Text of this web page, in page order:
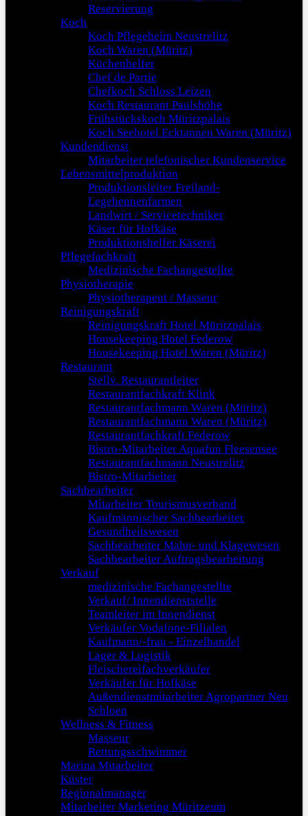
Reservierung
Koch
Koch Pflegeheim Neustrelitz
Koch Waren (Müritz)
Küchenhelfer
Chef de Partie
Chefkoch Schloss Leizen
Koch Restaurant Paulshöhe
Frühstückskoch Müritzpalais
Koch Seehotel Ecktannen Waren (Müritz)
Kundendienst
Mitarbeiter telefonischer Kundenservice
Lebensmittelproduktion
Produktionsleiter Freiland-
Legehennenfarmen
Landwirt / Servicetechniker
Käser für Hofkäse
Produktionshelfer Käserei
Pflegefachkraft
Medizinische Fachangestellte
Physiotherapie
Physiotherapeut / Masseur
Reinigungskraft
Reinigungskraft Hotel Müritzpalais
Housekeeping Hotel Federow
Housekeeping Hotel Waren (Müritz)
Restaurant
Stellv. Restaurantleiter
Restaurantfachkraft Klink
Restaurantfachmann Waren (Müritz)
Restaurantfachmann Waren (Müritz)
Restaurantfachkraft Federow
Bistro-Mitarbeiter Aquafun Fleesensee
Restaurantfachmann Neustrelitz
Bistro-Mitarbeiter
Sachbearbeiter
Mitarbeiter Tourismusverband
Kaufmännischer Sachbearbeiter
Gesundheitswesen
Sachbearbeiter Mahn- und Klagewesen
Sachbearbeiter Auftragsbearbeitung
Verkauf
medizinische Fachangestellte
Verkauf/ Innendienststelle
Teamleiter im Innendienst
Verkäufer Vodafone-Filialen
Kaufmann/-frau - Einzelhandel
Lager & Logistik
Fleischereifachverkäufer
Verkäufer für Hofkäse
Außendienstmitarbeiter Agropartner Neu
Schloen
Wellness & Fitness
Masseur
Rettungsschwimmer
Marina Mitarbeiter
Küster
Regionalmanager
Mitarbeiter Marketing Müritzeum